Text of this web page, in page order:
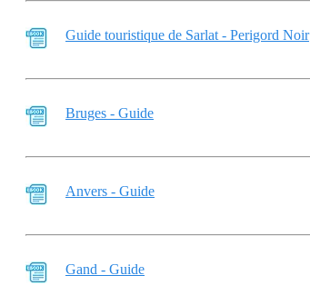
Guide touristique de Sarlat - Perigord Noir
Bruges - Guide
Anvers - Guide
Gand - Guide